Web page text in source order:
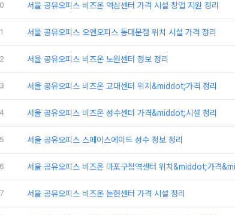
서울 공유오피스 비즈온 역삼센터 가격 시설 창업 지원 정리
서울 공유오피스 오엔오피스 동대문점 위치 시설 가격 정리
서울 공유오피스 비즈온 노원센터 정보 정리
서울 공유오피스 비즈온 교대센터 위치&middot;가격 정리
서울 공유오피스 비즈온 성수센터 가격&middot;시설 정리
서울 공유오피스 스페이스에이드 성수 정보 정리
서울 공유오피스 비즈온 마포구청역센터 위치&middot;가격
서울 공유오피스 비즈온 논현센터 가격 시설 정리